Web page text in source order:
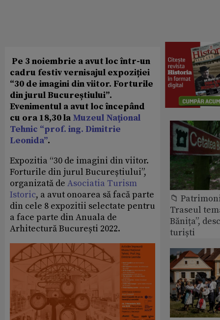
Pe 3 noiembrie a avut loc într-un
cadru festiv vernisajul expoziției
“30 de imagini din viitor. Forturile
din jurul Bucureștiului”.
Evenimentul a avut loc începând
cu ora 18,30 la Muzeul Naţional
Tehnic “prof. ing. Dimitrie
Leonida”.
Expozitia “30 de imagini din viitor.
Forturile din jurul Bucureștiului”,
organizată de Asociatia Turism
Istoric, a avut onoarea să facă parte
din cele 8 expozitii selectate pentru
a face parte din Anuala de
Arhitectură București 2022.
📁
Traseul
Bănița”,
turiști